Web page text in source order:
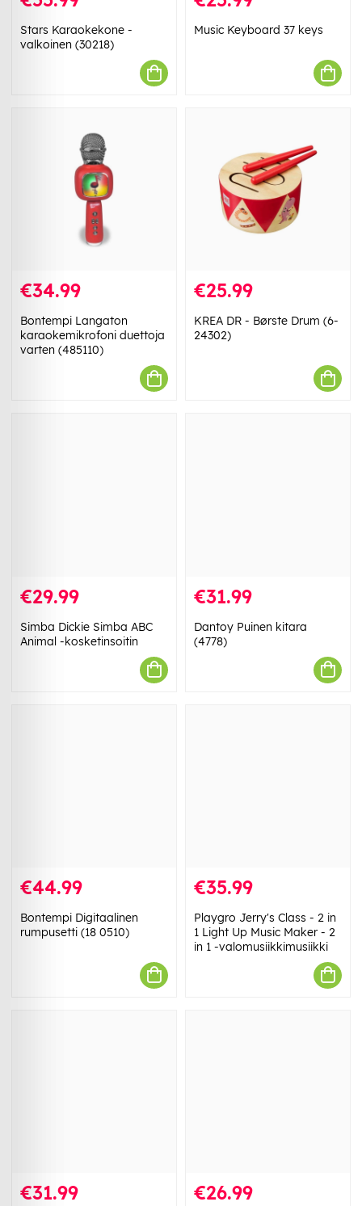
Stars Karaokekone -
valkoinen (30218)
Music Keyboard 37 keys
€34.99
Bontempi Langaton
karaokemikrofoni duettoja
varten (485110)
€25.99
KREA DR - Børste Drum (6-
24302)
€29.99
Simba Dickie Simba ABC
Animal -kosketinsoitin
€31.99
Dantoy Puinen kitara
(4778)
€44.99
Bontempi Digitaalinen
rumpusetti (18 0510)
€35.99
Playgro Jerry's Class - 2 in
1 Light Up Music Maker - 2
in 1 -valomusiikkimusiikki
€31.99 €26.99